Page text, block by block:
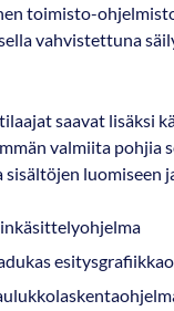
toimisto-
vahvistettuna
saavat lisäksi
valmiita pohjia
luomiseen